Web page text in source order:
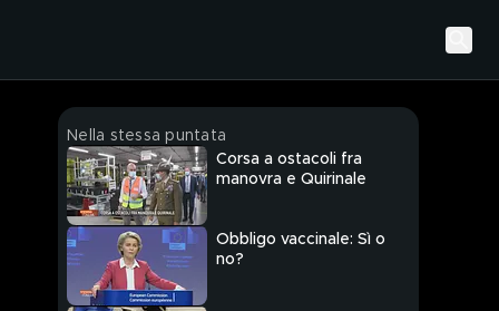
Nella stessa puntata
Corsa a ostacoli fra
manovra e Quirinale
Obbligo vaccinale: Sì o
no?